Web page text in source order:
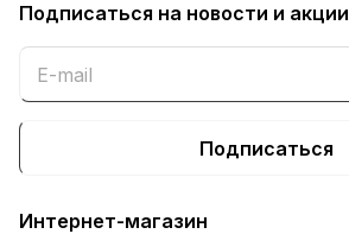
Подписаться на новости и акции
Подписаться
Интернет-магазин